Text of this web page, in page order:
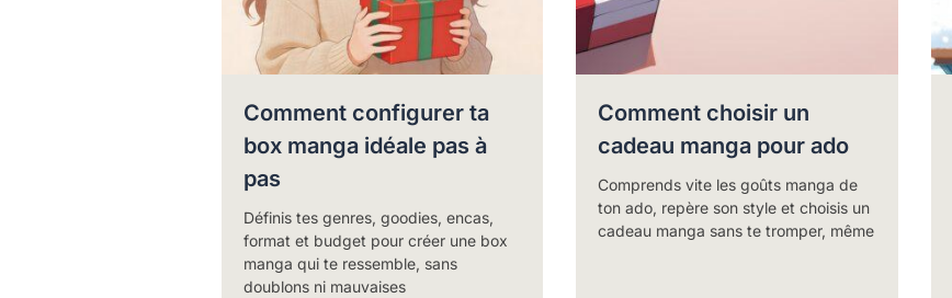
Comment configurer ta
box manga idéale pas à
pas
Définis tes genres, goodies, encas,
format et budget pour créer une box
manga qui te ressemble, sans
doublons ni mauvaises
Comment choisir un
cadeau manga pour ado
Comprends vite les goûts manga de
ton ado, repère son style et choisis un
cadeau manga sans te tromper, même